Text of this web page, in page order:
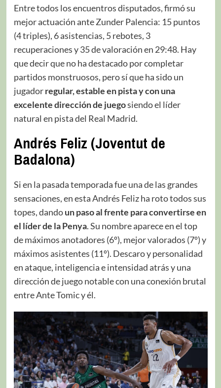
Entre todos los encuentros disputados, firmó su
mejor actuación ante Zunder Palencia: 15 puntos
(4 triples), 6 asistencias, 5 rebotes, 3
recuperaciones y 35 de valoración en 29:48. Hay
que decir que no ha destacado por completar
partidos monstruosos, pero sí que ha sido un
jugadorregular, estable en pista y con una
excelente dirección de juegosiendo el líder
natural en pista del Real Madrid.
Andrés Feliz (Joventut de
Badalona)
Si en la pasada temporada fue una de las grandes
sensaciones, en esta Andrés Feliz ha roto todos sus
topes, dandoun paso al frente para convertirse en
el líder de la Penya. Su nombre aparece en el top
de máximos anotadores (6º), mejor valorados (7º) y
máximos asistentes (11º). Descaro y personalidad
en ataque, inteligencia e intensidad atrás y una
dirección de juego notable con una conexión brutal
entre Ante Tomic y él.